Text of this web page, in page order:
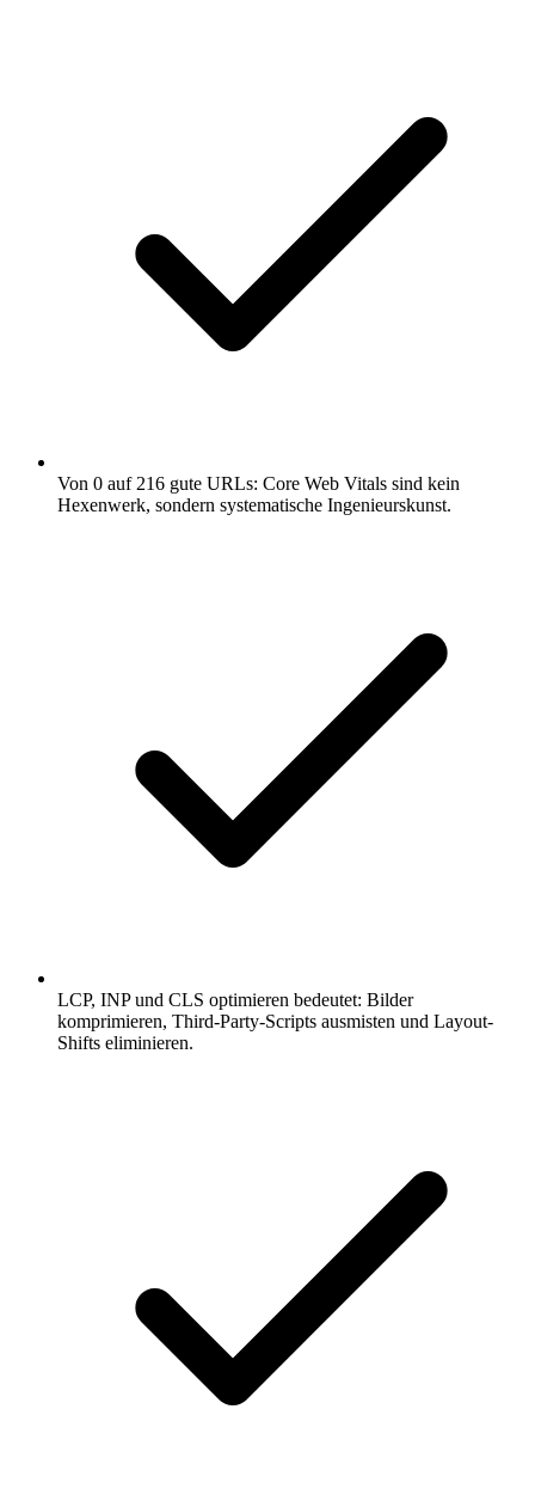
Von 0 auf 216 gute URLs: Core Web Vitals sind kein
Hexenwerk, sondern systematische Ingenieurskunst.
LCP, INP und CLS optimieren bedeutet: Bilder
komprimieren, Third-Party-Scripts ausmisten und Layout-
Shifts eliminieren.